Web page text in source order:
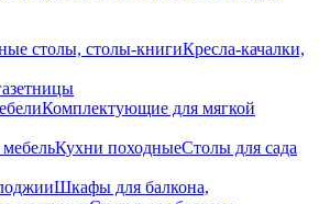
столы, столы-книгиКресла-качалки,
Комплектующие для мягкой
Кухни походныеСтолы для сада
Шкафы для балкона,